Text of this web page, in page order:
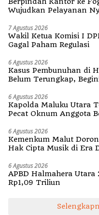
Wujudkan Pelayanan
7 Agustus 2026
Wakil Ketua Komisi I
Gagal Paham Regulasi
6 Agustus 2026
Kasus Pembunuhan di
Belum Terungkap,
6 Agustus 2026
Kapolda Maluku Utara
Pecat Oknum Anggota
6 Agustus 2026
Kemenkum Malut
Hak Cipta Musik di Era
Penguatan Royalti
6 Agustus 2026
APBD Halmahera Utara
Rp1,09 Triliun